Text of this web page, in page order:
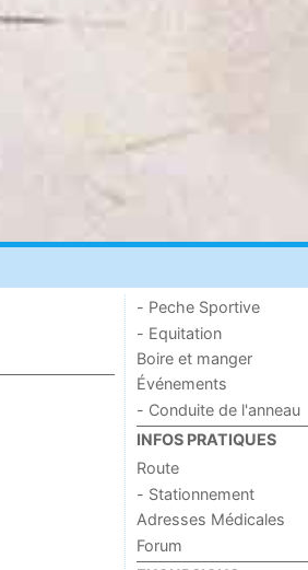
- Peche Sportive
- Equitation
Boire et manger
Événements
- Conduite de l'anneau
INFOS PRATIQUES
Route
- Stationnement
Adresses Médicales
Forum